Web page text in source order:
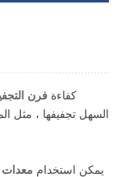
1. كفاءة فرن
السهل تجفيفها ، مثل
2. يمكن استخدام معدات